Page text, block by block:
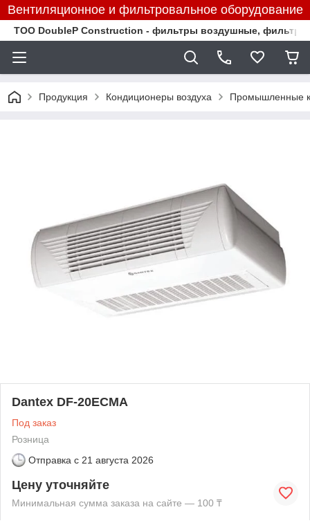
Вентиляционное и фильтровальное оборудование
TOO DoubleP Construction - фильтры воздушные,
Продукция Кондиционеры воздуха Промышленные
Dantex DF-20ECMA
Под заказ
Розница
Отправка с 21 августа 2026
Цену уточняйте
Минимальная сумма заказа на сайте — 100 ₸